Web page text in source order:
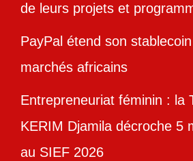
de leurs projets et
PayPal étend son
marchés africains
Entrepreneuriat féminin : la
KERIM Djamila décroche 5
au SIEF 2026